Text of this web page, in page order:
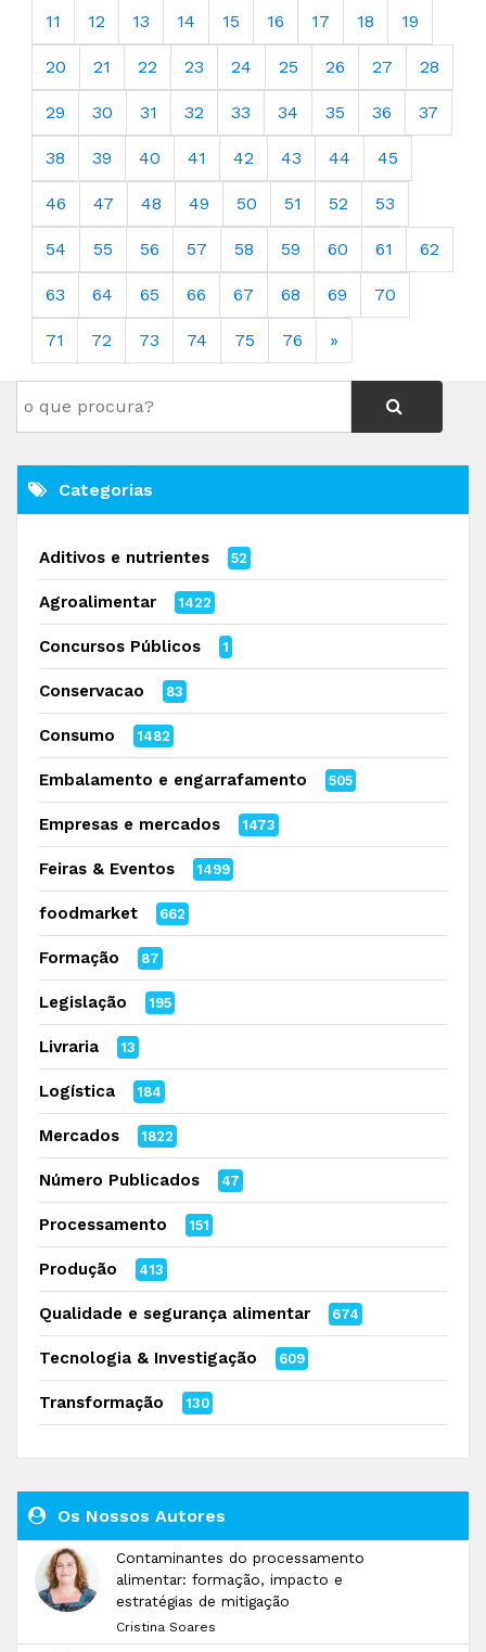
11 12 13 14 15 16 17 18 19
20 21 22 23 24 25 26 27 28
29 30 31 32 33 34 35 36 37
38 39 40 41 42 43 44 45
46 47 48 49 50 51 52 53
54 55 56 57 58 59 60 61 62
63 64 65 66 67 68 69 70
71 72 73 74 75 76 »
Categorias
Aditivos e nutrientes 52
Agroalimentar 1422
Concursos Públicos 1
Conservacao 83
Consumo 1482
Embalamento e engarrafamento 505
Empresas e mercados 1473
Feiras & Eventos 1499
foodmarket 662
Formação 87
Legislação 195
Livraria 13
Logística 184
Mercados 1822
Número Publicados 47
Processamento 151
Produção 413
Qualidade e segurança alimentar 674
Tecnologia & Investigação 609
Transformação 130
Os Nossos Autores
Contaminantes do processamento
alimentar: formação, impacto e
estratégias de mitigação
Cristina Soares